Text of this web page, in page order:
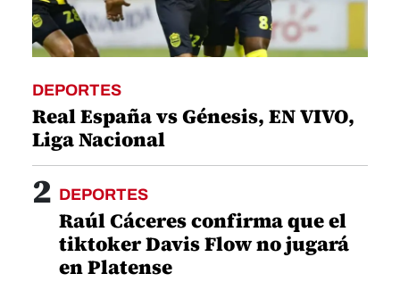
DEPORTES
Real España vs Génesis, EN VIVO,
Liga Nacional
2 DEPORTES
Raúl Cáceres confirma que el
tiktoker Davis Flow no jugará
en Platense